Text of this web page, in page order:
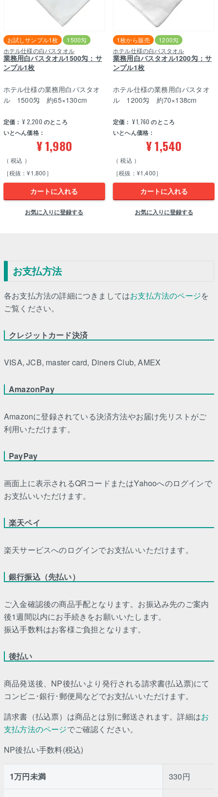
ホテル仕様の白バスタオル
業務用白バスタオル1500匁：サ
ンプル1枚
お試しサンプル1枚 1500匁
定価： ¥ 2,200 のところ
いとへん価格：
¥1,980
税込
［税抜：¥1,800］
ホテル仕様の業務用白バスタオ
ル 1500匁 約65×130cm
カートに入れる
お気に入りに登録する
ホテル仕様の白バスタオル
業務用白バスタオル1200匁：サ
ンプル1枚
1枚から販売 1200匁
定価： ¥1,760 のところ
いとへん価格：
¥1,540
税込
［税抜：¥1,400］
ホテル仕様の業務用白バスタオ
ル 1200匁 約70×138cm
カートに入れる
お気に入りに登録する
お支払方法
各お支払方法の詳細につきましてはお支払方法のページを
ご覧ください。
クレジットカード決済
VISA, JCB, master card, Diners Club, AMEX
AmazonPay
Amazonに登録されている決済方法やお届け先リストがご
利用いただけます。
PayPay
画面上に表示されるQRコードまたはYahooへのログインで
お支払いいただけます。
楽天ペイ
楽天サービスへのログインでお支払いいただけます。
銀行振込（先払い）
ご入金確認後の商品手配となります。お振込み先のご案内
後1週間以内にお手続きをお願いいたします。
振込手数料はお客様ご負担となります。
後払い
商品発送後、NP後払いより発行される請求書(払込票)にて
コンビニ･銀行･郵便局などでお支払いいただけます。
請求書（払込票）は商品とは別に郵送されます。詳細はお
支払方法のページでご確認ください。
NP後払い手数料(税込)
1万円未満 330円